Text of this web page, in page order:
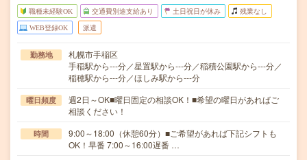
職種未経験OK 交通費別途支給あり 土日祝日が休み 残業なし
WEB登録OK 派遣
勤務地
札幌市手稲区
手稲駅から---分／星置駅から---分／稲積公園駅から---分／
稲穂駅から---分／ほしみ駅から---分
曜日頻度
週2日～OK■曜日固定の相談OK！■希望の曜日があればご
相談ください！
時間
9:00～18:00（休憩60分）■ご希望があれば下記シフトも
OK！早番 7:00～16:00遅番 …